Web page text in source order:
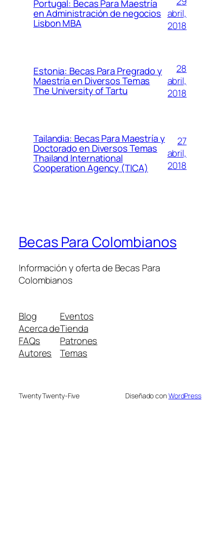
Portugal: Becas Para Maestría
en Administración de negocios
Lisbon MBA
abril,
2018
Estonia: Becas Para Pregrado y
Maestría en Diversos Temas
The University of Tartu
28
abril,
2018
Tailandia: Becas Para Maestría y
Doctorado en Diversos Temas
Thailand International
Cooperation Agency (TICA)
27
abril,
2018
Becas Para Colombianos
Información y oferta de Becas Para
Colombianos
Blog
Acerca de
FAQs
Autores
Eventos
Tienda
Patrones
Temas
Twenty Twenty-Five Diseñado conWordPress